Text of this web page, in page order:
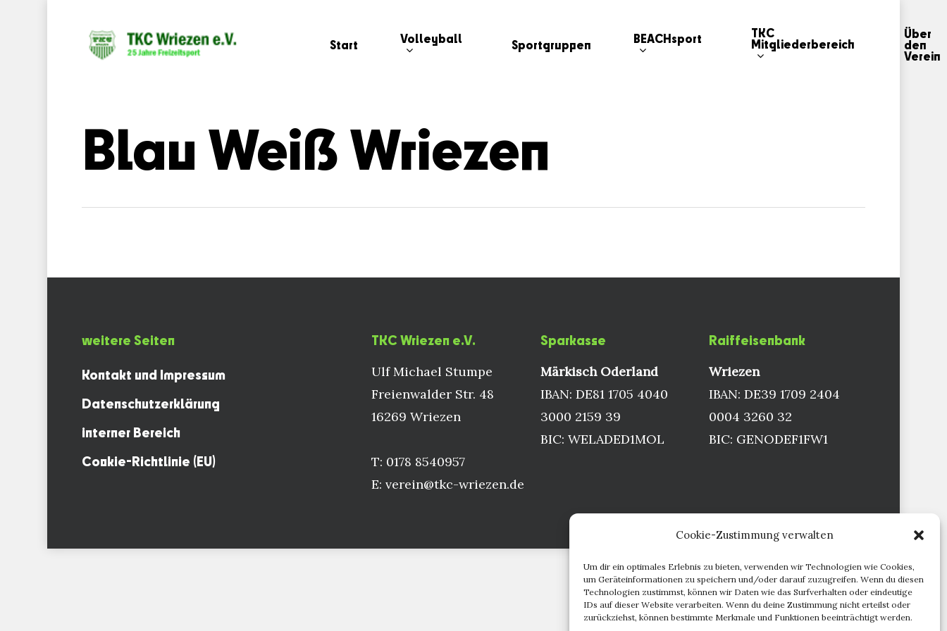
Cookie-Zustimmung verwalten
Um dir ein optimales Erlebnis zu bieten, verwenden wir Technologien wie Cookies,
um Geräteinformationen zu speichern und/oder darauf zuzugreifen. Wenn du diesen
Technologien zustimmst, können wir Daten wie das Surfverhalten oder eindeutige
IDs auf dieser Website verarbeiten. Wenn du deine Zustimmung nicht erteilst oder
zurückziehst, können bestimmte Merkmale und Funktionen beeinträchtigt werden.
Start Volleyball Sportgruppen BEACHsport TKC
Mitgliederbereich
Über
den
Verein
Blau Weiß Wriezen
weitere Seiten
Kontakt und Impressum
Datenschutzerklärung
interner Bereich
Cookie-Richtlinie (EU)
TKC Wriezen e.V.
Ulf Michael Stumpe
Freienwalder Str. 48
16269 Wriezen
T: 0178 8540957
E: verein@tkc-wriezen.de
Sparkasse
Märkisch Oderland
IBAN: DE81 1705 4040
3000 2159 39
BIC: WELADED1MOL
Raiffeisenbank
Wriezen
IBAN: DE39 1709 2404
0004 3260 32
BIC: GENODEF1FW1